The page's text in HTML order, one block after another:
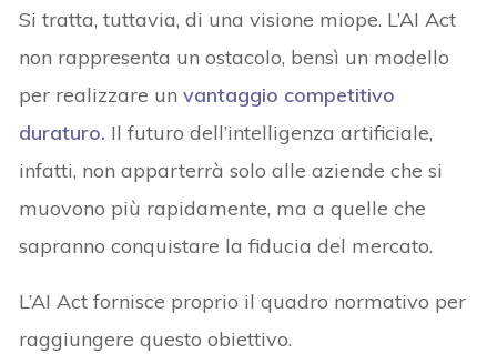
Si tratta, tuttavia, di una visione miope. L’AI Act
non rappresenta un ostacolo, bensì un modello
per realizzare unvantaggio competitivo
duraturo. Il futuro dell’intelligenza artificiale,
infatti, non apparterrà solo alle aziende che si
muovono più rapidamente, ma a quelle che
sapranno conquistare la fiducia del mercato.
L’AI Act fornisce proprio il quadro normativo per
raggiungere questo obiettivo.